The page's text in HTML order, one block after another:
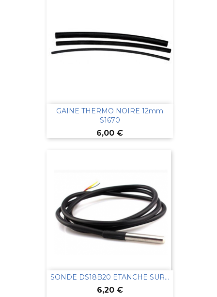
GAINE THERMO NOIRE 12mm
S1670
Prix
6,00 €
SONDE DS18B20 ETANCHE SUR...
Prix
6,20 €